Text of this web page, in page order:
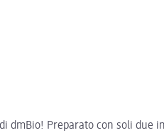
dmBio! Preparato con soli due